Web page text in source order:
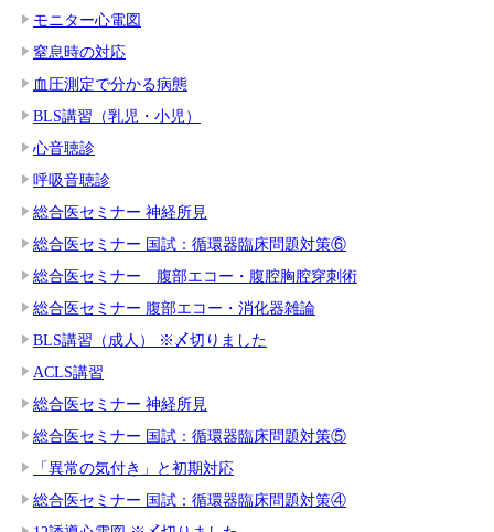
モニター心電図
窒息時の対応
血圧測定で分かる病態
BLS講習（乳児・小児）
心音聴診
呼吸音聴診
総合医セミナー 神経所見
総合医セミナー 国試：循環器臨床問題対策⑥
総合医セミナー 腹部エコー・腹腔胸腔穿刺術
総合医セミナー 腹部エコー・消化器雑論
BLS講習（成人） ※〆切りました
ACLS講習
総合医セミナー 神経所見
総合医セミナー 国試：循環器臨床問題対策⑤
「異常の気付き」と初期対応
総合医セミナー 国試：循環器臨床問題対策④